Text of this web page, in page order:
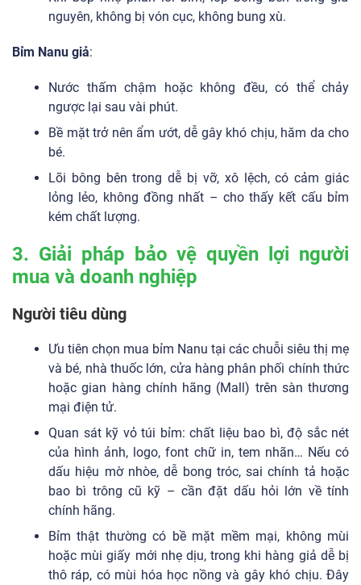
nguyên, không bị vón cục, không bung xù.
Bỉm Nanu giả:
Nước thấm chậm hoặc không đều, có thể chảy
ngược lại sau vài phút.
Bề mặt trở nên ẩm ướt, dễ gây khó chịu, hăm da cho
bé.
Lõi bông bên trong dễ bị vỡ, xô lệch, có cảm giác
lỏng lẻo, không đồng nhất – cho thấy kết cấu bỉm
kém chất lượng.
3. Giải pháp bảo vệ quyền lợi người
mua và doanh nghiệp
Người tiêu dùng
Ưu tiên chọn mua bỉm Nanu tại các chuỗi siêu thị mẹ
và bé, nhà thuốc lớn, cửa hàng phân phối chính thức
hoặc gian hàng chính hãng (Mall) trên sàn thương
mại điện tử.
Quan sát kỹ vỏ túi bỉm: chất liệu bao bì, độ sắc nét
của hình ảnh, logo, font chữ in, tem nhãn… Nếu có
dấu hiệu mờ nhòe, dễ bong tróc, sai chính tả hoặc
bao bì trông cũ kỹ – cần đặt dấu hỏi lớn về tính
chính hãng.
Bỉm thật thường có bề mặt mềm mại, không mùi
hoặc mùi giấy mới nhẹ dịu, trong khi hàng giả dễ bị
thô ráp, có mùi hóa học nồng và gây khó chịu. Đây